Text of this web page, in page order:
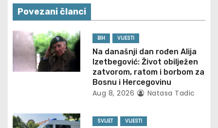
n
a
v
i
a
Povezani članci
BIH VIJESTI
Na današnji dan rođen Alija
Izetbegović: Život obilježen
zatvorom, ratom i borbom za
Bosnu i Hercegovinu
Aug 8, 2026 Natasa Tadic
SVIJET VIJESTI